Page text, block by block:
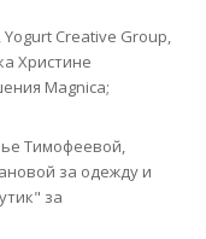
Creative Group,
Христине
Magnica;
Тимофеевой,
за одежду и
за